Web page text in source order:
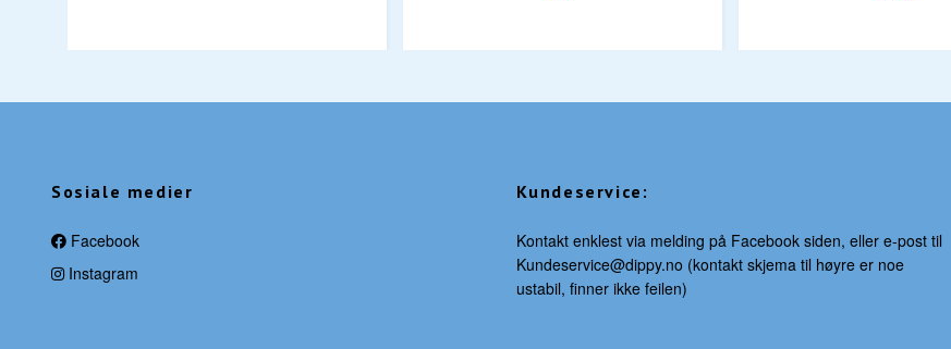
Sosiale medier
Facebook
Instagram
Kundeservice:
Kontakt enklest via melding på Facebook siden, eller e-post til
Kundeservice@dippy.no (kontakt skjema til høyre er noe
ustabil, finner ikke feilen)